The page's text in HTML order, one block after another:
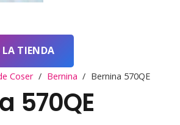
LA TIENDA
Coser / Bernina / Bernina 570QE
570QE